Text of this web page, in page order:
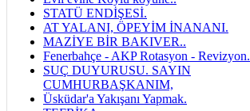
STATÜ ENDİŞESİ.
AT YALANI, ÖPEYİM İNANANI.
MAZİYE BİR BAKIVER..
Fenerbahçe - AKP Rotasyon - Revizyon.
SUÇ DUYURUSU. SAYIN
CUMHURBAŞKANIM,
Üsküdar'a Yakışanı Yapmak.